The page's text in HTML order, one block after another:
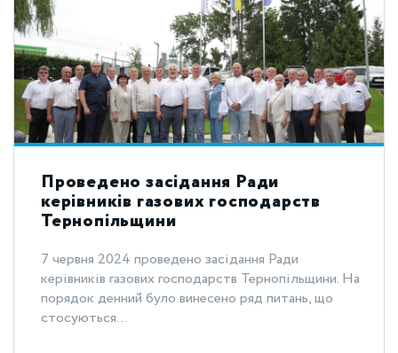
Проведено засідання Ради
керівників газових господарств
Тернопільщини
7 червня 2024 проведено засідання Ради
керівників газових господарств Тернопільщини. На
порядок денний було винесено ряд питань, що
стосуються...